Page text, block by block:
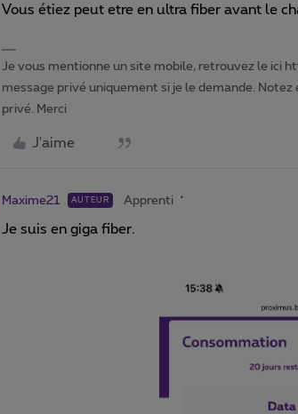
Vous étiez peut etre en ultra fiber avant le
Je vous mentionne un site mobile, retrouvez le ici
message privé uniquement si je le demande.
privé. Merci
J'aime
Maxime21 AUTEUR Apprenti
Je suis en giga fiber.